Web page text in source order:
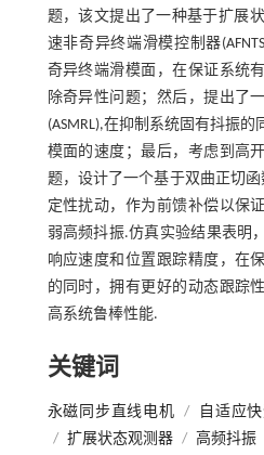
题，该文提出了一种基于扩展
速非奇异终端滑模控制器
奇异终端滑模面，在保证系统
除奇异性问题；然后，提出了
(ASMRL),在抑制系统固有抖振
模面的速度；最后，考虑到高
题，设计了一个基于双曲正切函
定性扰动，作为前馈补偿以保
弱高频抖振.仿真实验结果表明
响应速度和位置跟踪精度，在
的同时，拥有更好的动态跟踪
高系统鲁棒性能.
关键词
永磁同步直线电机 /
自适应
/ 扩展状态观测器 / 高频抖振